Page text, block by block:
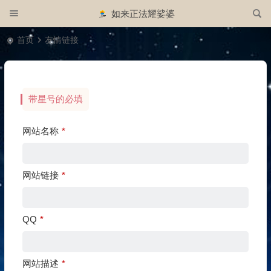
如来正法耀娑婆
首页 友情链接
带星号的必填
网站名称 *
网站链接 *
QQ *
网站描述 *